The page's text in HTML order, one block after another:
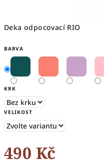
Deka odpocovací RIO
BARVA
KRK
VELIKOST
490 Kč